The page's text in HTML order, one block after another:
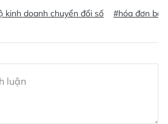
kinh doanh chuyển đổi số #hóa đơn